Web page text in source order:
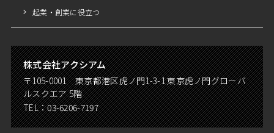
起業・創業に役立つ
株式会社アクシアム
〒105-0001 東京都港区虎ノ門1-3-1 東京虎ノ門グローバ
ルスクエア 5階
TEL：03-6206-7197